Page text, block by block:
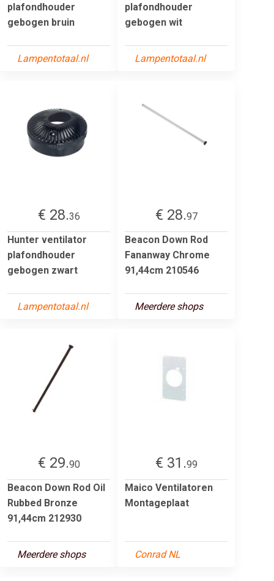
plafondhouder
gebogen bruin
Lampentotaal.nl
plafondhouder
gebogen wit
Lampentotaal.nl
€ 28.36
Hunter ventilator
plafondhouder
gebogen zwart
Lampentotaal.nl
€ 28.97
Beacon Down Rod
Fananway Chrome
91,44cm 210546
Meerdere shops
€ 29.90
Beacon Down Rod Oil
Rubbed Bronze
91,44cm 212930
Meerdere shops
€ 31.99
Maico Ventilatoren
Montageplaat
Conrad NL